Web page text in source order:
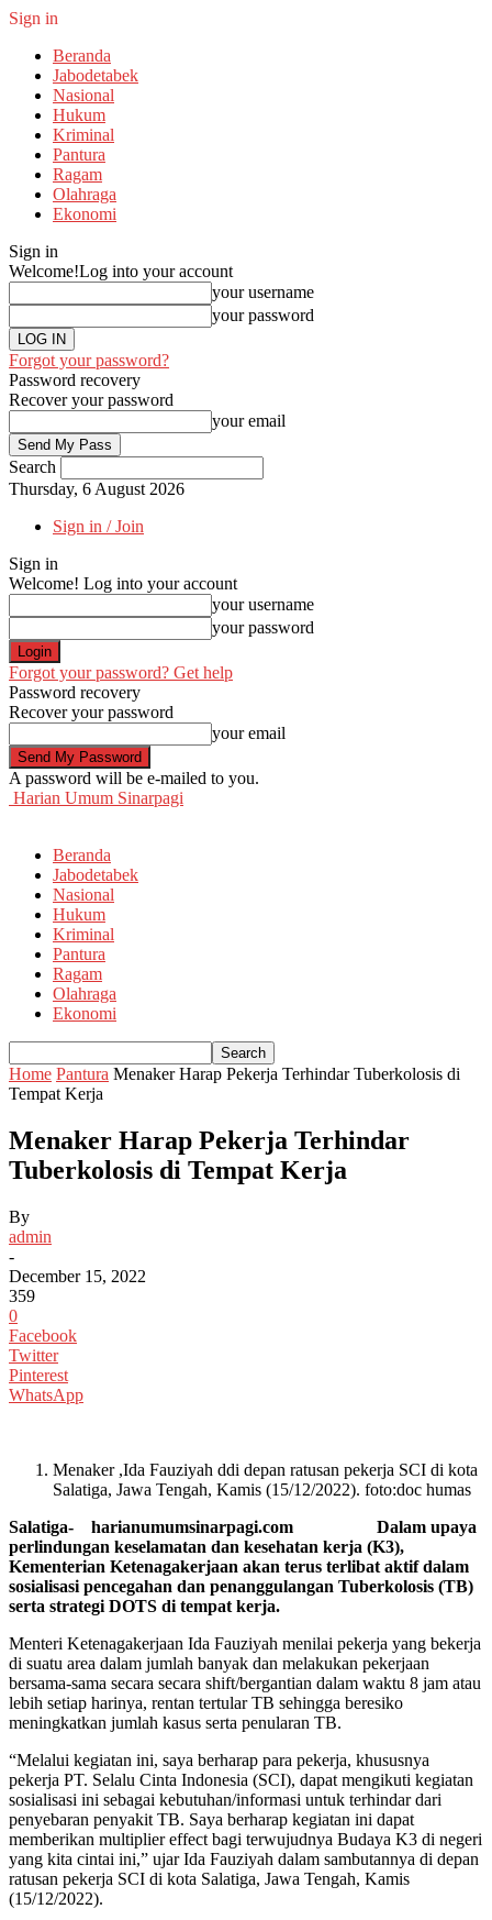
Sign in
Beranda
Jabodetabek
Nasional
Hukum
Kriminal
Pantura
Ragam
Olahraga
Ekonomi
Sign in
Welcome!Log into your account
your username
your password
Forgot your password?
Password recovery
Recover your password
your email
Search
Thursday, 6 August 2026
Sign in / Join
Sign in
Welcome! Log into your account
your username
your password
Forgot your password? Get help
Password recovery
Recover your password
your email
A password will be e-mailed to you.
Harian Umum Sinarpagi
Beranda
Jabodetabek
Nasional
Hukum
Kriminal
Pantura
Ragam
Olahraga
Ekonomi
Home Pantura Menaker Harap Pekerja Terhindar Tuberkolosis di
Tempat Kerja
Menaker Harap Pekerja Terhindar
Tuberkolosis di Tempat Kerja
By
admin
-
December 15, 2022
359
0
Facebook
Twitter
Pinterest
WhatsApp
Menaker ,Ida Fauziyah ddi depan ratusan pekerja SCI di kota
Salatiga, Jawa Tengah, Kamis (15/12/2022). foto:doc humas
Salatiga- harianumumsinarpagi.com Dalam upaya
perlindungan keselamatan dan kesehatan kerja (K3),
Kementerian Ketenagakerjaan akan terus terlibat aktif dalam
sosialisasi pencegahan dan penanggulangan Tuberkolosis (TB)
serta strategi DOTS di tempat kerja.
Menteri Ketenagakerjaan Ida Fauziyah menilai pekerja yang bekerja
di suatu area dalam jumlah banyak dan melakukan pekerjaan
bersama-sama secara secara shift/bergantian dalam waktu 8 jam atau
lebih setiap harinya, rentan tertular TB sehingga beresiko
meningkatkan jumlah kasus serta penularan TB.
“Melalui kegiatan ini, saya berharap para pekerja, khususnya
pekerja PT. Selalu Cinta Indonesia (SCI), dapat mengikuti kegiatan
sosialisasi ini sebagai kebutuhan/informasi untuk terhindar dari
penyebaran penyakit TB. Saya berharap kegiatan ini dapat
memberikan multiplier effect bagi terwujudnya Budaya K3 di negeri
yang kita cintai ini,” ujar Ida Fauziyah dalam sambutannya di depan
ratusan pekerja SCI di kota Salatiga, Jawa Tengah, Kamis
(15/12/2022).